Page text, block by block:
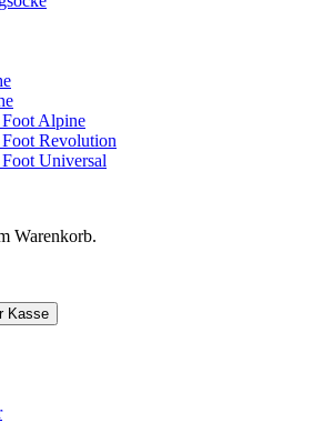
Foot Alpine
Revolution
Universal
Warenkorb.
Kasse